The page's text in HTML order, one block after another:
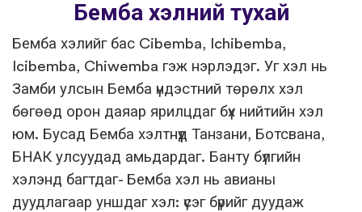
Бемба хэлний тухай
Бемба хэлийг бас Cibemba, Ichibemba,
Icibemba, Chiwemba гэж нэрлэдэг. Уг хэл нь
Замби улсын Бемба үндэстний төрөлх хэл
бөгөөд орон даяар ярилцдаг бүх нийтийн хэл
юм. Бусад Бемба хэлтнүүд Танзани, Ботсвана,
БНАК улсуудад амьдардаг. Банту бүлгийн
хэлэнд багтдаг- Бемба хэл нь авианы
дуудлагаар уншдаг хэл: үсэг бүрийг дуудаж